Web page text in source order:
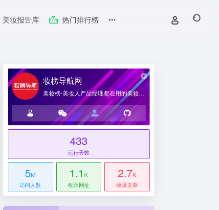
美妆报告库 热门排行榜
妆榜导航网
美妆榜-美妆人产品经理都在用的美妆产业导航网站
433
运行天数
5M
访问人数
1.1 K
收录网址
2.7K
收录文章